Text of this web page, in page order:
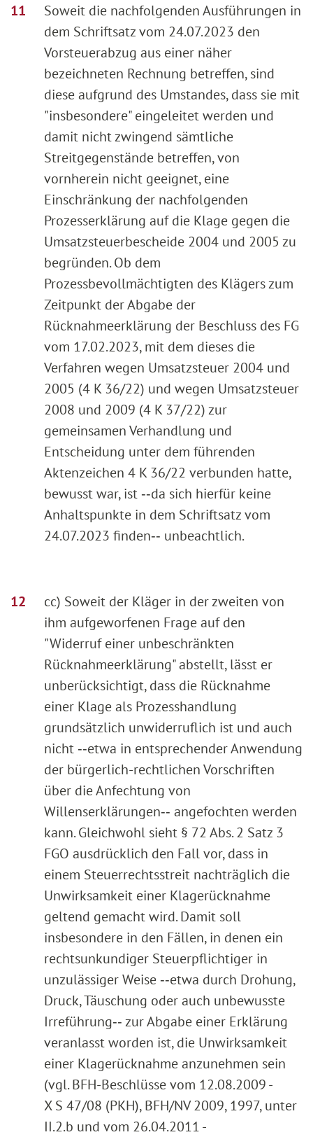
Soweit die nachfolgenden Ausführungen in
dem Schriftsatz vom 24.07.2023 den
Vorsteuerabzug aus einer näher
bezeichneten Rechnung betreffen, sind
diese aufgrund des Umstandes, dass sie mit
"insbesondere" eingeleitet werden und
damit nicht zwingend sämtliche
Streitgegenstände betreffen, von
vornherein nicht geeignet, eine
Einschränkung der nachfolgenden
Prozesserklärung auf die Klage gegen die
Umsatzsteuerbescheide 2004 und 2005 zu
begründen. Ob dem
Prozessbevollmächtigten des Klägers zum
Zeitpunkt der Abgabe der
Rücknahmeerklärung der Beschluss des FG
vom 17.02.2023, mit dem dieses die
Verfahren wegen Umsatzsteuer 2004 und
2005 (4 K 36/22) und wegen Umsatzsteuer
2008 und 2009 (4 K 37/22) zur
gemeinsamen Verhandlung und
Entscheidung unter dem führenden
Aktenzeichen 4 K 36/22 verbunden hatte,
bewusst war, ist ‑‑da sich hierfür keine
Anhaltspunkte in dem Schriftsatz vom
24.07.2023 finden‑‑ unbeachtlich.
cc) Soweit der Kläger in der zweiten von
ihm aufgeworfenen Frage auf den
"Widerruf einer unbeschränkten
Rücknahmeerklärung" abstellt, lässt er
unberücksichtigt, dass die Rücknahme
einer Klage als Prozesshandlung
grundsätzlich unwiderruflich ist und auch
nicht ‑‑etwa in entsprechender Anwendung
der bürgerlich-rechtlichen Vorschriften
über die Anfechtung von
Willenserklärungen‑‑ angefochten werden
kann. Gleichwohl sieht § 72 Abs. 2 Satz 3
FGO ausdrücklich den Fall vor, dass in
einem Steuerrechtsstreit nachträglich die
Unwirksamkeit einer Klagerücknahme
geltend gemacht wird. Damit soll
insbesondere in den Fällen, in denen ein
rechtsunkundiger Steuerpflichtiger in
unzulässiger Weise ‑‑etwa durch Drohung,
Druck, Täuschung oder auch unbewusste
Irreführung‑‑ zur Abgabe einer Erklärung
veranlasst worden ist, die Unwirksamkeit
einer Klagerücknahme anzunehmen sein
(vgl. BFH-Beschlüsse vom 12.08.2009 -
X S 47/08 (PKH), BFH/NV 2009, 1997, unter
II.2.b und vom 26.04.2011 -